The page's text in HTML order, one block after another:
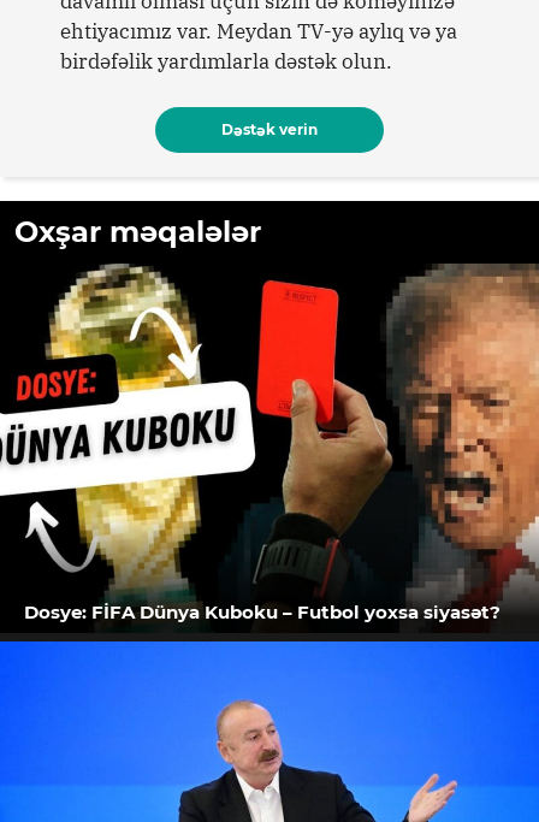
ehtiyacımız var. Meydan TV-yə aylıq və ya
birdəfəlik yardımlarla dəstək olun.
Dəstək verin
Oxşar məqalələr
Dosye: FİFA Dünya Kuboku – Futbol yoxsa siyasət?